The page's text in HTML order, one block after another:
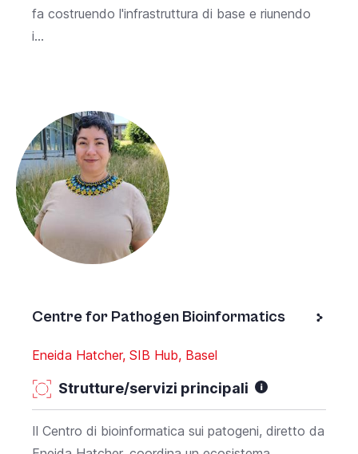
fa costruendo l'infrastruttura di base e riunendo
i...
Centre for Pathogen Bioinformatics
Eneida Hatcher, SIB Hub, Basel
Strutture/servizi principali
Il Centro di bioinformatica sui patogeni, diretto da